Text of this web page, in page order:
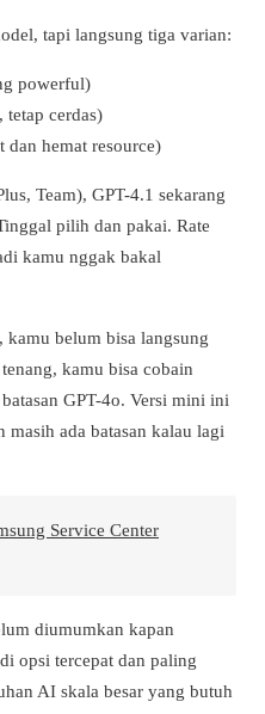
tapi langsung tiga varian:
powerful)
tetap cerdas)
dan hemat resource)
Team), GPT-4.1 sekarang
pilih dan pakai. Rate
kamu nggak bakal
, kamu belum bisa langsung
kamu bisa cobain
GPT-4o. Versi mini ini
masih ada batasan kalau lagi
Service Center
diumumkan kapan
opsi tercepat dan paling
AI skala besar yang butuh